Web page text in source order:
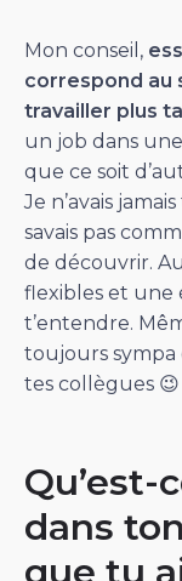
Mon conseil,
correspond au
travailler plus
un job dans
que ce soit
Je n’avais
savais pas
de découvrir.
flexibles et une
t’entendre.
toujours sympa
tes collègues 😉
Qu’est-
dans
que tu